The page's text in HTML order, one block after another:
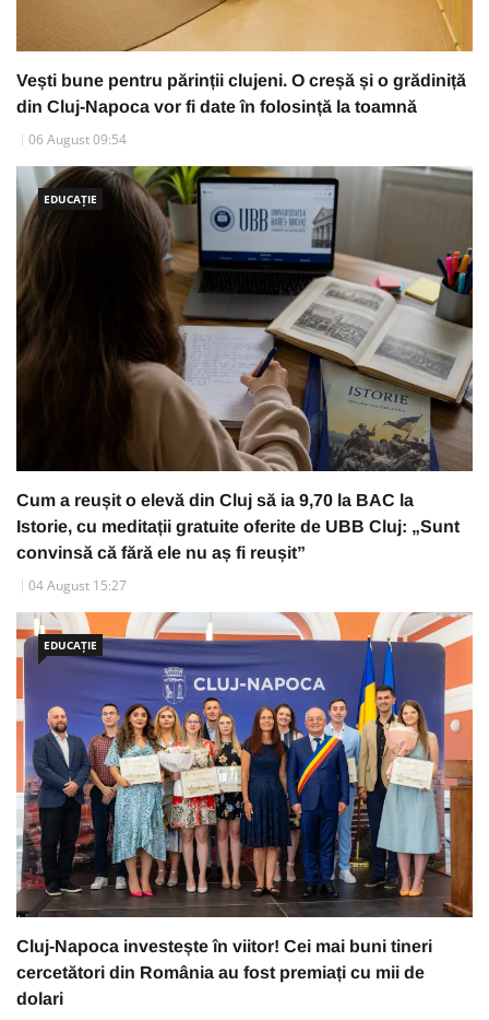
Vești bune pentru părinții clujeni. O creșă și o grădiniță
din Cluj-Napoca vor fi date în folosință la toamnă
06 August 09:54
EDUCAȚIE
Cum a reușit o elevă din Cluj să ia 9,70 la BAC la
Istorie, cu meditații gratuite oferite de UBB Cluj: „Sunt
convinsă că fără ele nu aș fi reușit”
04 August 15:27
EDUCAȚIE
Cluj-Napoca investește în viitor! Cei mai buni tineri
cercetători din România au fost premiați cu mii de
dolari